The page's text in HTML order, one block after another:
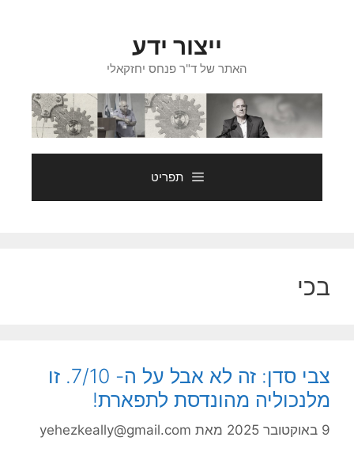
ייצור ידע
האתר של ד"ר פנחס יחזקאלי
תפריט
בכי
צבי סדן: זה לא אבל על ה- 7/10. זו
מלנכוליה מהונדסת לתפארת!
9 באוקטובר 2025 מאת yehezkeally@gmail.com